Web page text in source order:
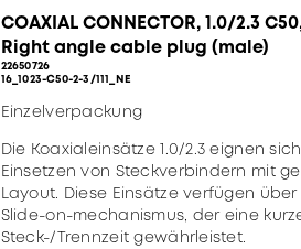
COAXIAL CONNECTOR, 1.0/2.3
Right angle cable plug (male)
22650726
16_1023-C50-2-3/111_NE
Einzelverpackung
Die Koaxialeinsätze 1.0/2.3 eignen
Einsetzen von Steckverbindern mit
Layout. Diese Einsätze verfügen
Slide-on-mechanismus, der eine
Steck-/Trennzeit gewährleistet.